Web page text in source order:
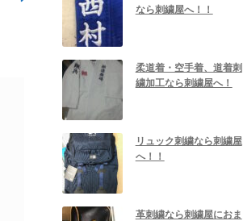
なら刺繍屋へ！！
柔道着・空手着、道着刺
繍加工なら刺繍屋へ！
リュック刺繍なら刺繍屋
へ！！
革刺繍なら刺繍屋におま